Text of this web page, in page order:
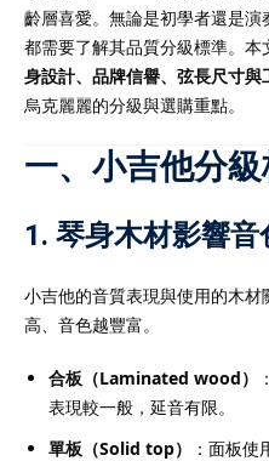
齡層喜愛。無論是初學者還是
都需要了解其品質分級標準。本
身設計、品牌信譽、弦長尺寸與
烏克麗麗的分級與選購重點。
一、小吉他分
1. 琴身木材影響
小吉他的音質表現與使用的木
高、音色越豐富。
合板（Laminated wood）
表現較一般，延音有限。
單板（Solid top）
：面板